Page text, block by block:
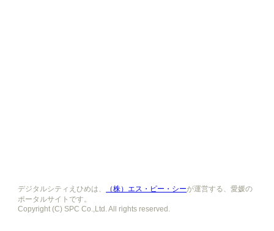
デジタルシティえひめは、 （株）エス・ピー・シーが運営する、愛媛の
ポータルサイトです。
Copyright (C) SPC Co.,Ltd. All rights reserved.